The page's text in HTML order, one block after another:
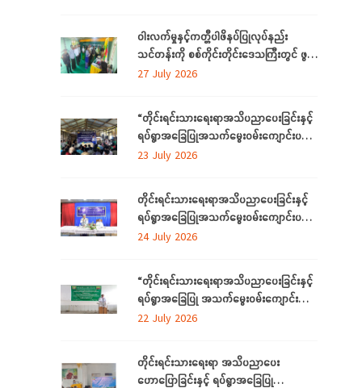
ဝါးလက်မှုနှင့်ကတ္တီပါဖိနပ်ပြုလုပ်နည်း
သင်တန်းကို စစ်ကိုင်းတိုင်းဒေသကြီးတွင် ဖွင့်
လှစ်
27 July 2026
“တိုင်းရင်းသားရေးရာအသိပညာပေးခြင်းနှင့်
ရပ်ရွာအခြေပြုအသက်မွေးဝမ်းကျောင်းပညာ
လိုအပ်ချက်တို့ကို ဆန်းစစ်စီမံခြင်း
23 July 2026
တိုင်းရင်းသားရေးရာအသိပညာပေးခြင်းနှင့်
ရပ်ရွာအခြေပြုအသက်မွေးဝမ်းကျောင်းပညာ
လိုအပ်ချက်တို့ကို ဆန်းစစ်စီမံခြင်းအစီအစဉ်
24 July 2026
“တိုင်းရင်းသားရေးရာအသိပညာပေးခြင်းနှင့်
ရပ်ရွာအခြေပြု အသက်မွေးဝမ်းကျောင်း
ပညာလိုအပ်ချက် ဆန်းစစ်စီမံခြင်း
22 July 2026
တိုင်းရင်းသားရေးရာ အသိပညာပေး
ဟောပြောခြင်းနှင့် ရပ်ရွာအခြေပြု